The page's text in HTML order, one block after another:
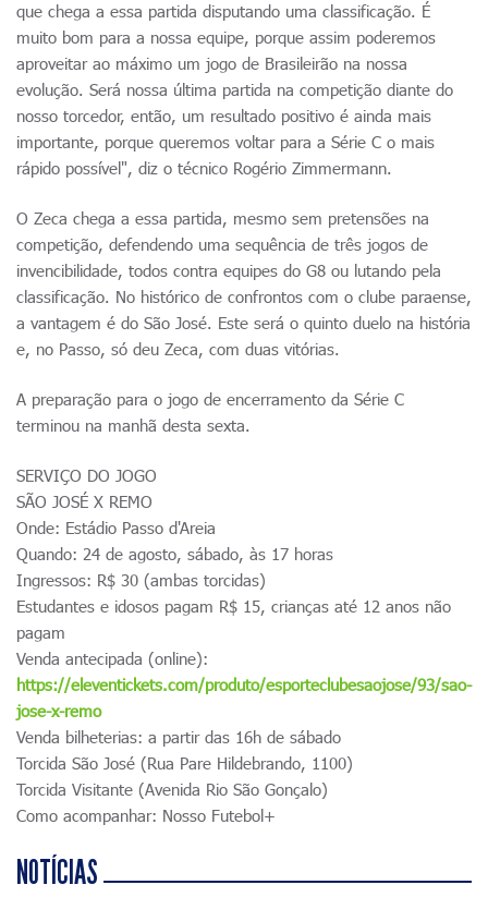
que chega a essa partida disputando uma classificação. É
muito bom para a nossa equipe, porque assim poderemos
aproveitar ao máximo um jogo de Brasileirão na nossa
evolução. Será nossa última partida na competição diante do
nosso torcedor, então, um resultado positivo é ainda mais
importante, porque queremos voltar para a Série C o mais
rápido possível", diz o técnico Rogério Zimmermann.
O Zeca chega a essa partida, mesmo sem pretensões na
competição, defendendo uma sequência de três jogos de
invencibilidade, todos contra equipes do G8 ou lutando pela
classificação. No histórico de confrontos com o clube paraense,
a vantagem é do São José. Este será o quinto duelo na história
e, no Passo, só deu Zeca, com duas vitórias.
A preparação para o jogo de encerramento da Série C
terminou na manhã desta sexta.
SERVIÇO DO JOGO
SÃO JOSÉ X REMO
Onde: Estádio Passo d'Areia
Quando: 24 de agosto, sábado, às 17 horas
Ingressos: R$ 30 (ambas torcidas)
Estudantes e idosos pagam R$ 15, crianças até 12 anos não
pagam
Venda antecipada (online):
https://eleventickets.com/produto/esporteclubesaojose/93/sao-
jose-x-remo
Venda bilheterias: a partir das 16h de sábado
Torcida São José (Rua Pare Hildebrando, 1100)
Torcida Visitante (Avenida Rio São Gonçalo)
Como acompanhar: Nosso Futebol+
NOTÍCIAS